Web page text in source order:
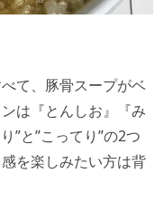
て、豚骨スープがベ
は『とんしお』『み
”と”こってり”の2つ
を楽しみたい方は背